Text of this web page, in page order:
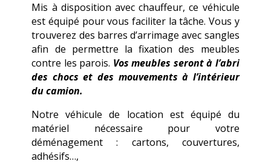
Mis à disposition avec chauffeur, ce véhicule
est équipé pour vous faciliter la tâche. Vous y
trouverez des barres d’arrimage avec sangles
afin de permettre la fixation des meubles
contre les parois. Vos meubles seront à l’abri
des chocs et des mouvements à l’intérieur
du camion.
Notre véhicule de location est équipé du
matériel nécessaire pour votre
déménagement : cartons, couvertures,
adhésifs…,